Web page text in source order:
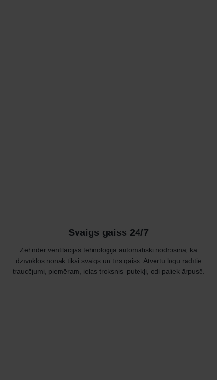
Svaigs gaiss 24/7
Zehnder ventilācijas tehnoloģija automātiski nodrošina, ka
dzīvokļos nonāk tikai svaigs un tīrs gaiss. Atvērtu logu radītie
traucējumi, piemēram, ielas troksnis, putekļi, odi paliek ārpusē.